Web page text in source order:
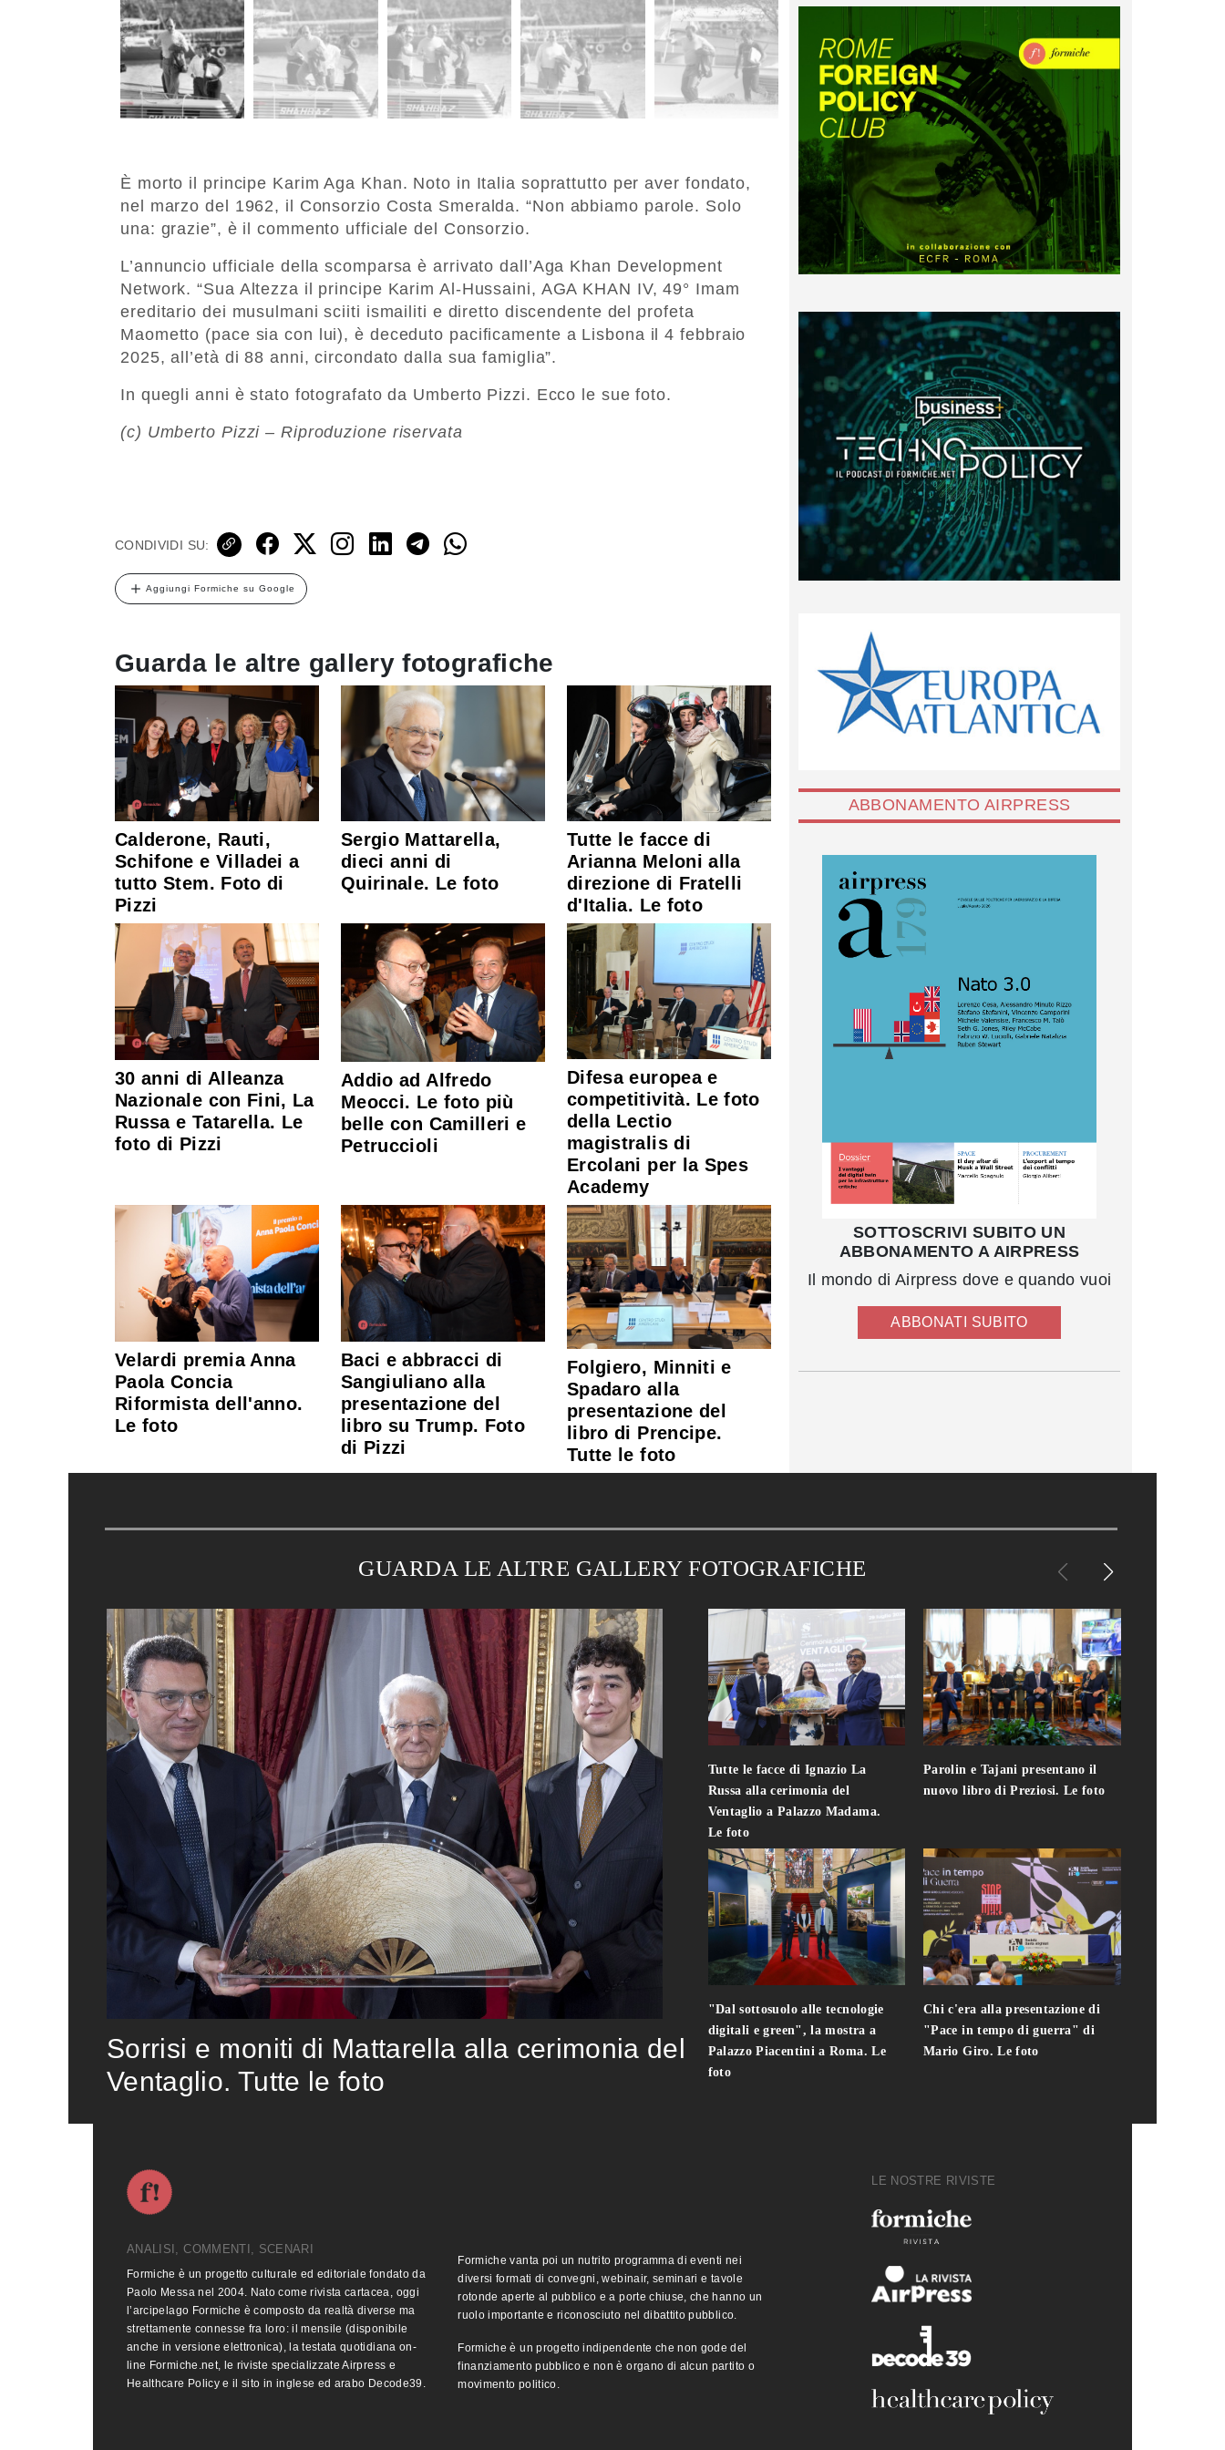
È morto il principe Karim Aga Khan. Noto in Italia soprattutto per aver fondato,
nel marzo del 1962, il Consorzio Costa Smeralda. “Non abbiamo parole. Solo
una: grazie”, è il commento ufficiale del Consorzio.
L’annuncio ufficiale della scomparsa è arrivato dall’Aga Khan Development
Network. “Sua Altezza il principe Karim Al-Hussaini, AGA KHAN IV, 49° Imam
ereditario dei musulmani sciiti ismailiti e diretto discendente del profeta
Maometto (pace sia con lui), è deceduto pacificamente a Lisbona il 4 febbraio
2025, all’età di 88 anni, circondato dalla sua famiglia”.
In quegli anni è stato fotografato da Umberto Pizzi. Ecco le sue foto.
(c) Umberto Pizzi – Riproduzione riservata
CONDIVIDI SU:
Aggiungi Formiche su Google
Guarda le altre gallery fotografiche
Calderone, Rauti,
Schifone e Villadei a
tutto Stem. Foto di
Pizzi
Sergio Mattarella,
dieci anni di
Quirinale. Le foto
Tutte le facce di
Arianna Meloni alla
direzione di Fratelli
d'Italia. Le foto
30 anni di Alleanza
Nazionale con Fini, La
Russa e Tatarella. Le
foto di Pizzi
Addio ad Alfredo
Meocci. Le foto più
belle con Camilleri e
Petruccioli
Difesa europea e
competitività. Le foto
della Lectio
magistralis di
Ercolani per la Spes
Academy
Velardi premia Anna
Paola Concia
Riformista dell'anno.
Le foto
Baci e abbracci di
Sangiuliano alla
presentazione del
libro su Trump. Foto
di Pizzi
Folgiero, Minniti e
Spadaro alla
presentazione del
libro di Prencipe.
Tutte le foto
ABBONAMENTO AIRPRESS
SOTTOSCRIVI SUBITO UN
ABBONAMENTO A AIRPRESS
Il mondo di Airpress dove e quando vuoi
ABBONATI SUBITO
GUARDA LE ALTRE GALLERY FOTOGRAFICHE
Sorrisi e moniti di Mattarella alla cerimonia del
Ventaglio. Tutte le foto
Tutte le facce di Ignazio La
Russa alla cerimonia del
Ventaglio a Palazzo Madama.
Le foto
"Dal sottosuolo alle tecnologie
digitali e green", la mostra a
Palazzo Piacentini a Roma. Le
foto
Parolin e Tajani presentano il
nuovo libro di Preziosi. Le foto
Chi c'era alla presentazione di
"Pace in tempo di guerra" di
Mario Giro. Le foto
ANALISI, COMMENTI, SCENARI
Formiche è un progetto culturale ed editoriale fondato da
Paolo Messa nel 2004. Nato come rivista cartacea, oggi
l’arcipelago Formiche è composto da realtà diverse ma
strettamente connesse fra loro: il mensile (disponibile
anche in versione elettronica), la testata quotidiana on-
line Formiche.net, le riviste specializzate Airpress e
Healthcare Policy e il sito in inglese ed arabo Decode39.
Formiche vanta poi un nutrito programma di eventi nei
diversi formati di convegni, webinair, seminari e tavole
rotonde aperte al pubblico e a porte chiuse, che hanno un
ruolo importante e riconosciuto nel dibattito pubblico.
Formiche è un progetto indipendente che non gode del
finanziamento pubblico e non è organo di alcun partito o
movimento politico.
LE NOSTRE RIVISTE